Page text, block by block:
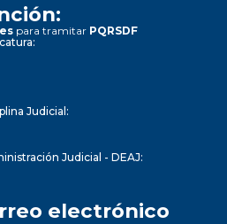
para tramitar PQRSDF
Judicial:
Judicial - DEAJ:
electrónico